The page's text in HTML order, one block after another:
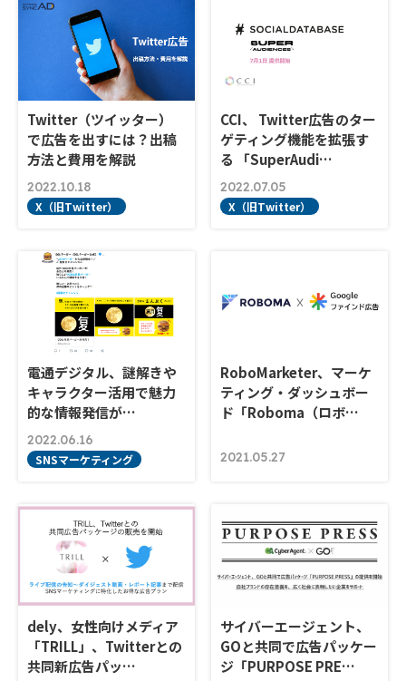
Twitter（ツイッター）
で広告を出すには？出稿
方法と費用を解説
2022.10.18
X（旧Twitter）
CCI、 Twitter広告のター
ゲティング機能を拡張す
る 「SuperAudi…
2022.07.05
X（旧Twitter）
電通デジタル、謎解きや
キャラクター活用で魅力
的な情報発信が…
2022.06.16
SNSマーケティング
RoboMarketer、マーケ
ティング・ダッシュボー
ド「Roboma（ロボ…
2021.05.27
dely、女性向けメディア
「TRILL」、Twitterとの
共同新広告パッ…
サイバーエージェント、
GOと共同で広告パッケー
ジ「PURPOSE PRE…